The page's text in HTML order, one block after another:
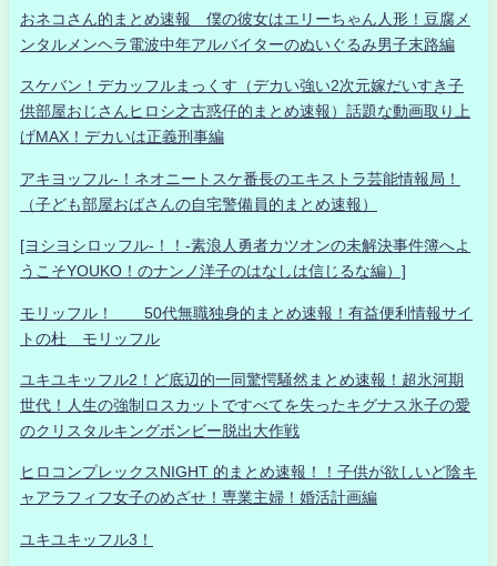
おネコさん的まとめ速報 僕の彼女はエリーちゃん人形！豆腐メ
ンタルメンヘラ電波中年アルバイターのぬいぐるみ男子末路編
スケバン！デカッフルまっくす（デカい強い2次元嫁だいすき子
供部屋おじさんヒロシ之古惑仔的まとめ速報）話題な動画取り上
げMAX！デカいは正義刑事編
アキヨッフル-！ネオニートスケ番長のエキストラ芸能情報局！
（子ども部屋おばさんの自宅警備員的まとめ速報）
[ヨシヨシロッフル-！！-素浪人勇者カツオンの未解決事件簿へよ
うこそYOUKO！のナンノ洋子のはなしは信じるな編）]
モリッフル！ 50代無職独身的まとめ速報！有益便利情報サイ
トの杜 モリッフル
ユキユキッフル2！ど底辺的一同驚愕騒然まとめ速報！超氷河期
世代！人生の強制ロスカットですべてを失ったキグナス氷子の愛
のクリスタルキングボンビー脱出大作戦
ヒロコンプレックスNIGHT 的まとめ速報！！子供が欲しいど陰キ
ャアラフィフ女子のめざせ！専業主婦！婚活計画編
ユキユキッフル3！